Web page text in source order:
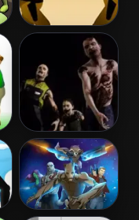
Zombie
Invasion